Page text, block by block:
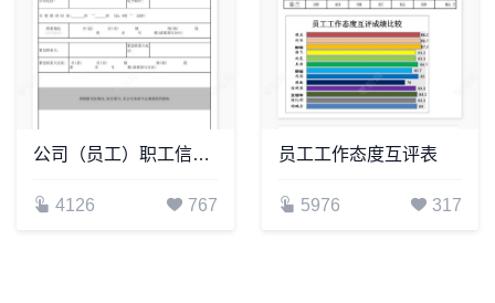
公司（员工）职工信息调查表
4126 767
员工工作态度互评表
5976 317